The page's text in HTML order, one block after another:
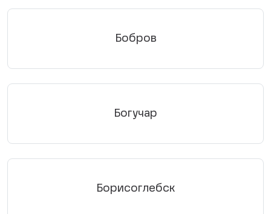
Бобров
Богучар
Борисоглебск